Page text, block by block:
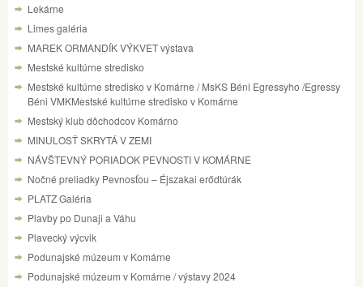
Lekárne
Limes galéria
MAREK ORMANDÍK VÝKVET výstava
Mestské kultúrne stredisko
Mestské kultúrne stredisko v Komárne / MsKS Béni Egressyho /Egressy
Béni VMKMestské kultúrne stredisko v Komárne
Mestský klub dôchodcov Komárno
MINULOSŤ SKRYTÁ V ZEMI
NÁVŠTEVNÝ PORIADOK PEVNOSTI V KOMÁRNE
Nočné preliadky Pevnosťou – Éjszakai erődtúrák
PLATZ Galéria
Plavby po Dunaji a Váhu
Plavecký výcvik
Podunajské múzeum v Komárne
Podunajské múzeum v Komárne / výstavy 2024